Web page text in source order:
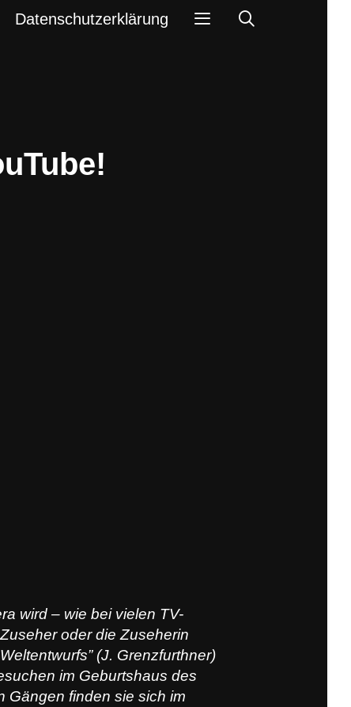
Datenschutzerklärung
wird – wie bei vielen TV-
oder die Zuseherin
(J. Grenzfurthner)
im Geburtshaus des
Gängen finden sie sich im